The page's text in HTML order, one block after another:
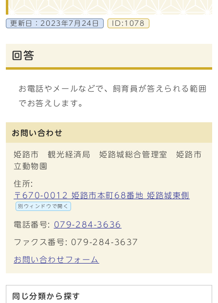
更新日： 2023年7月24日 ID:1078
回答
お電話やメールなどで、飼育員が答えられる範囲
でお答えします。
お問い合わせ
姫路市 観光経済局 姫路城総合管理室 姫路市
立動物園
住所:
〒670-0012 姫路市本町68番地 姫路城東側
別ウィンドウで開く
電話番号: 079-284-3636
ファクス番号: 079-284-3637
お問い合わせフォーム
同じ分類から探す